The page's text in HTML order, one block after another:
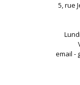
5, rue
email -